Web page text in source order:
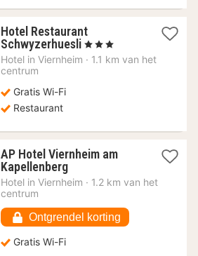
Hotel Restaurant
Schwyzerhuesli 1
nacht
, 3 Sterren
Hotel in Viernheim · 1.1 km van het
centrum
Gratis Wi-Fi
Restaurant
AP Hotel Viernheim am
Kapellenberg1
nacht
€
Hotel in Viernheim · 1.2 km van het
centrum
Ontgrendel korting
Gratis Wi-Fi